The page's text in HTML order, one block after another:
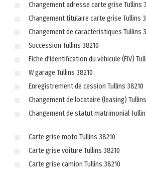
Changement adresse carte grise Tullins
Changement titulaire carte grise Tullins
Changement de caractéristiques Tullins
Succession Tullins 38210
Fiche d'Identification du véhicule (FIV)
W garage Tullins 38210
Enregistrement de cession Tullins 38210
Changement de locataire (leasing)
Changement de statut matrimonial
Carte grise moto Tullins 38210
Carte grise voiture Tullins 38210
Carte grise camion Tullins 38210